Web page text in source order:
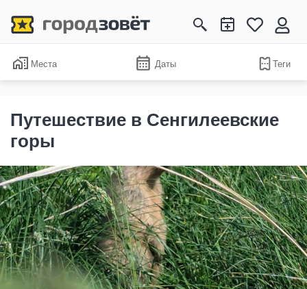
Места Даты Теги
Путешествие в Сенгилеевские
горы